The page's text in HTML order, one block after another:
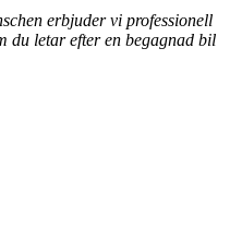
erbjuder vi professionell
du letar efter en begagnad bil